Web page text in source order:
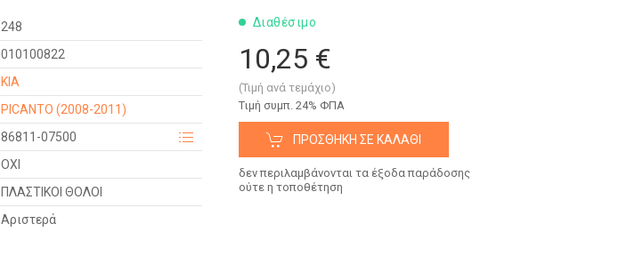
248
010100822
KIA
PICANTO (2008-2011)
86811-07500
ΟΧΙ
ΠΛΑΣΤΙΚΟΙ ΘΟΛΟΙ
Αριστερά
Διαθέσιμο
10,25 €
(Τιμή ανά τεμάχιο)
Tιμή συμπ. 24% ΦΠΑ
ΠΡΟΣΘΉΚΗ ΣΕ ΚΑΛΆΘΙ
δεν περιλαμβάνονται τα έξοδα παράδοσης
ούτε η τοποθέτηση